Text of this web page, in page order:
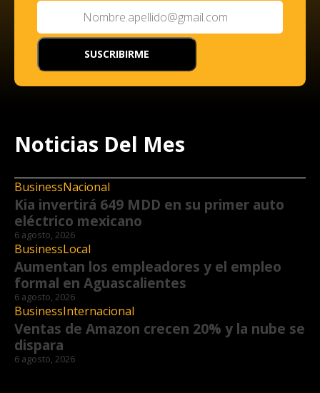
Noticias Del Mes
BusinessNacional
Kia invertirá 649 MDD en su primer auto
eléctrico mexicano
6 agosto, 2026
BusinessLocal
Aumentan los empleadores y el empleo
formal en Aguascalientes
6 agosto, 2026
BusinessInternacional
Ventas de Amazon crecen 20% y la nube se
dispara
6 agosto, 2026